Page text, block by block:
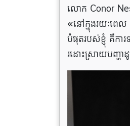
លោក Conor
«នៅក្នុងរយៈពេល
បំផុតរបស់ខ្ញុំ គឺការ
រដោះស្រាយបញ្ហ